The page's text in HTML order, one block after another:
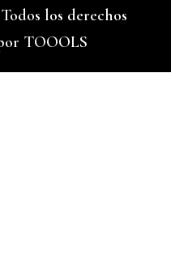
los derechos
TOOOLS